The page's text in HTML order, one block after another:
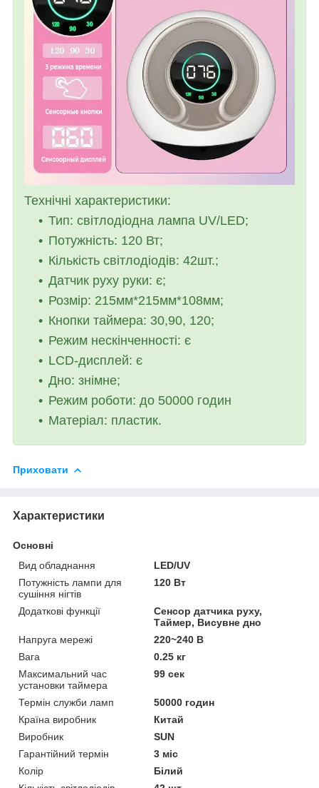
Технічні характеристики:
Тип: світлодіодна лампа UV/LED;
Потужність: 120 Вт;
Кількість світлодіодів: 42шт.;
Датчик руху руки: є;
Розмір: 215мм*215мм*108мм;
Кнопки таймера: 30,90, 120;
Режим нескінченності: є
LCD-дисплей: є
Дно: знімне;
Режим роботи: до 50000 годин
Матеріал: пластик.
Приховати
Характеристики
Основні
Вид обладнання
LED/UV
Потужність лампи для
сушіння нігтів
120 Вт
Додаткові функції
Сенсор датчика руху,
Таймер, Висувне дно
Напруга мережі
220~240 В
Вага
0.25 кг
Максимальний час
установки таймера
99 сек
Термін служби ламп
50000 годин
Країна виробник
Китай
Виробник
SUN
Гарантійний термін
3 міс
Колір
Білий